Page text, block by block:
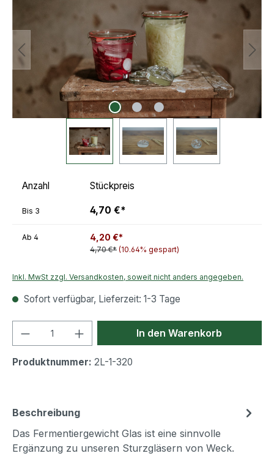
Anzahl Stückpreis
Bis 3 4,70 €*
Ab 4 4,20 €*
4,70 €* (10.64% gespart)
Inkl. MwSt zzgl. Versandkosten, soweit nicht anders angegeben.
Sofort verfügbar, Lieferzeit: 1-3 Tage
Produkt Anzahl: Gib denIn den Warenkorb
Produktnummer: 2L-1-320
Beschreibung
Das Fermentiergewicht Glas ist eine sinnvolle
Ergänzung zu unseren Sturzgläsern von Weck.